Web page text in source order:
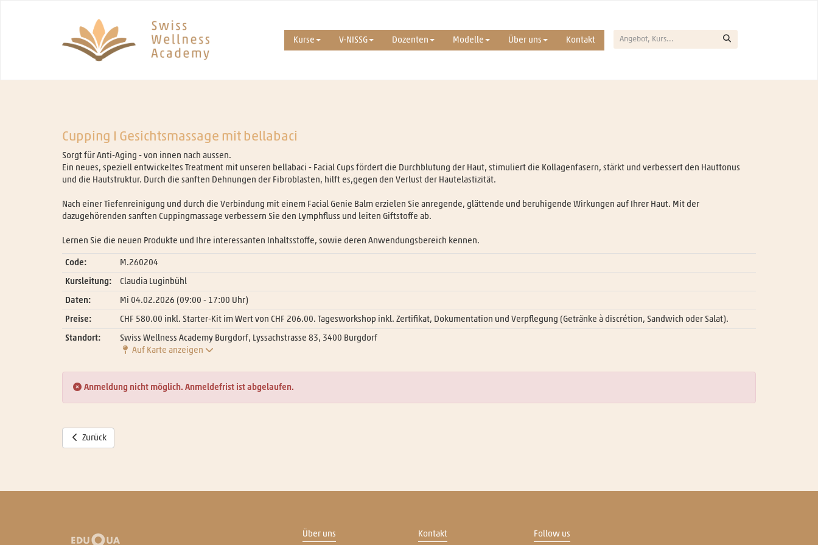
Kurse V-NISSG Dozenten Modelle Über uns Kontakt
Cupping I Gesichtsmassage mit bellabaci
Sorgt für Anti-Aging - von innen nach aussen.
Ein neues, speziell entwickeltes Treatment mit unseren bellabaci - Facial Cups fördert die Durchblutung der Haut, stimuliert die Kollagenfasern, stärkt und verbessert den Hauttonus
und die Hautstruktur. Durch die sanften Dehnungen der Fibroblasten, hilft es,gegen den Verlust der Hautelastizität.
Nach einer Tiefenreinigung und durch die Verbindung mit einem Facial Genie Balm erzielen Sie anregende, glättende und beruhigende Wirkungen auf Ihrer Haut. Mit der
dazugehörenden sanften Cuppingmassage verbessern Sie den Lymphfluss und leiten Giftstoffe ab.
Lernen Sie die neuen Produkte und Ihre interessanten Inhaltsstoffe, sowie deren Anwendungsbereich kennen.
Code: M.260204
Kursleitung: Claudia Luginbühl
Daten: Mi 04.02.2026 (09:00 - 17:00 Uhr)
Preise: CHF 580.00 inkl. Starter-Kit im Wert von CHF 206.00. Tagesworkshop inkl. Zertifikat, Dokumentation und Verpflegung (Getränke à discrétion, Sandwich oder Salat).
Standort:
Swiss Wellness Academy Burgdorf, Lyssachstrasse 83, 3400 Burgdorf
Auf Karte anzeigen
Anmeldung nicht möglich. Anmeldefrist ist abgelaufen.
Zurück
Über uns Kontakt Follow us